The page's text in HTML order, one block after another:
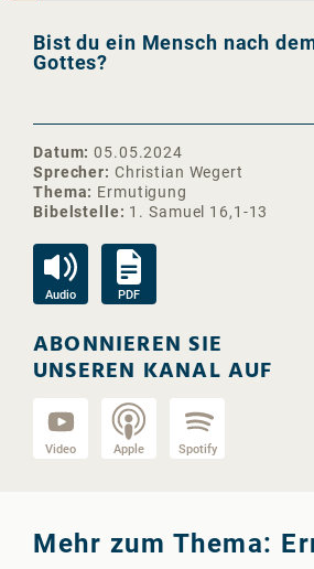
Bist du ein Mensch nach
Gottes?
Datum 05.05.2024
Sprecher
Christian Wegert
Thema
Ermutigung
Bibelstelle
1. Samuel 16,1-13
Audio PDF
ABONNIEREN SIE
UNSEREN KANAL AUF
Video Apple Spotify
Mehr zum Thema: